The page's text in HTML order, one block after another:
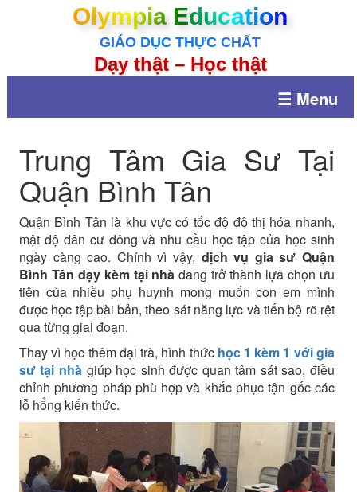
Olympia Education
GIÁO DỤC THỰC CHẤT
Dạy thật – Học thật
☰ Menu
Trung Tâm Gia Sư Tại
Quận Bình Tân
Quận Bình Tân là khu vực có tốc độ đô thị hóa nhanh,
mật độ dân cư đông và nhu cầu học tập của học sinh
ngày càng cao. Chính vì vậy, dịch vụ gia sư Quận
Bình Tân dạy kèm tại nhà đang trở thành lựa chọn ưu
tiên của nhiều phụ huynh mong muốn con em mình
được học tập bài bản, theo sát năng lực và tiến bộ rõ rệt
qua từng giai đoạn.
Thay vì học thêm đại trà, hình thức học 1 kèm 1 với gia
sư tại nhà giúp học sinh được quan tâm sát sao, điều
chỉnh phương pháp phù hợp và khắc phục tận gốc các
lỗ hổng kiến thức.